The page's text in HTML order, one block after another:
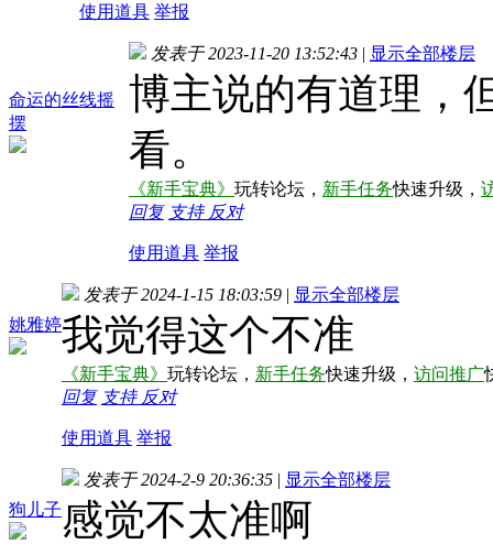
使用道具 举报
命运的丝线摇
摆
发表于 2023-11-20 13:52:43 | 显示全部楼层
博主说的有道理，
看。
《新手宝典》 玩转论坛， 新手任务快速升级，
回复 支持 反对
使用道具 举报
姚雅婷
发表于 2024-1-15 18:03:59 | 显示全部楼层
我觉得这个不准
《新手宝典》 玩转论坛， 新手任务快速升级， 访问推广
回复 支持 反对
使用道具 举报
狗儿子
发表于 2024-2-9 20:36:35 | 显示全部楼层
感觉不太准啊